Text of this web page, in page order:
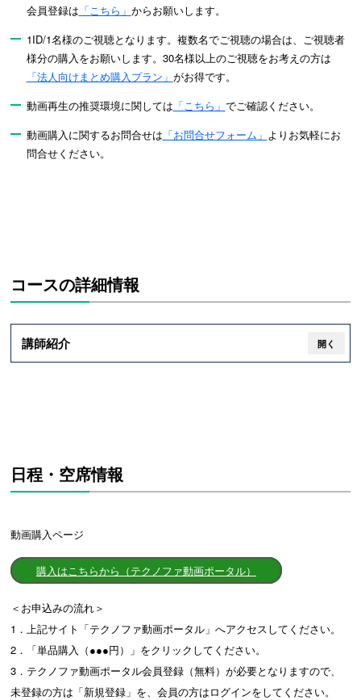
会員登録は 「こちら」 からお願いします。
1ID/1名様のご視聴となります。複数名でご視聴の場合は、ご視聴者
様分の購入をお願いします。30名様以上のご視聴をお考えの方は
「法人向けまとめ購入プラン」 がお得です。
動画再生の推奨環境に関しては 「こちら」 でご確認ください。
動画購入に関するお問合せは 「お問合せフォーム」 よりお気軽にお
問合せください。
コースの詳細情報
講師紹介
日程・空席情報
動画購入ページ
購入はこちらから（テクノファ動画ポータル）
＜お申込みの流れ＞
1．上記サイト「テクノファ動画ポータル」へアクセスしてください。
2．「単品購入（●●●円）」をクリックしてください。
3．テクノファ動画ポータル会員登録（無料）が必要となりますので、
未登録の方は「新規登録」を、会員の方はログインをしてください。